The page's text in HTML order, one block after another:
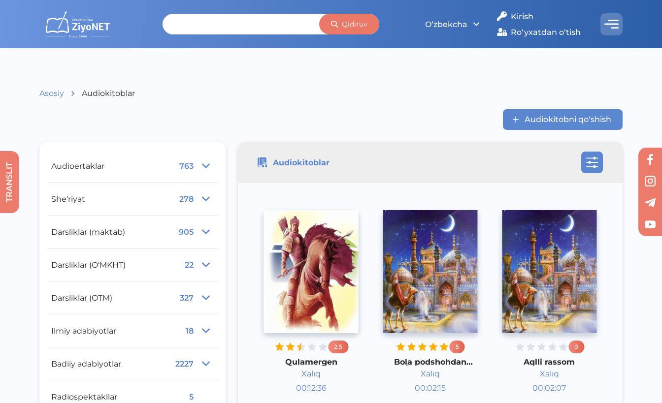
Qidiruv O‘zbekcha
Kirish
Ro‘yxatdan o‘tish
Asosiy Audiokitoblar
Audiokitobni qo‘shish
Audioertaklar 763
She’riyat 278
Darsliklar (maktab) 905
Darsliklar (O‘MKHT) 22
Darsliklar (OTM) 327
Ilmiy adabiyotlar 18
Badiiy adabiyotlar 2227
Radiospektakllar 5
Audiokitoblar
2.5
Qulamergen
Xalıq
00:12:36
Audioertaklar
5
Bola podshohdan
koʻra qudratliroq
Xalıq
00:02:15
Audioertaklar
0
Aqlli rassom
Xalıq
00:02:07
Audioertaklar
TRANSLIT